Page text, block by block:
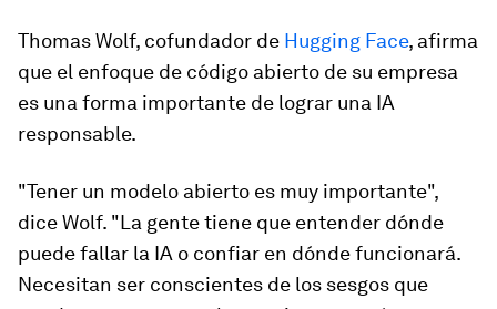
Thomas Wolf, cofundador de Hugging Face, afirma
que el enfoque de código abierto de su empresa
es una forma importante de lograr una IA
responsable.
"Tener un modelo abierto es muy importante",
dice Wolf. "La gente tiene que entender dónde
puede fallar la IA o confiar en dónde funcionará.
Necesitan ser conscientes de los sesgos que